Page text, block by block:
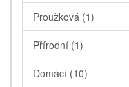
Proužková (1)
Přírodní (1)
Domácí (10)